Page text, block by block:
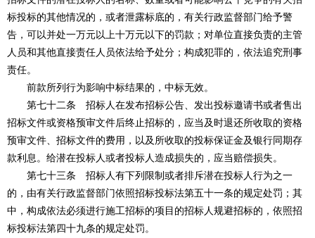
标投标的其他情况的，或者泄露标底的，有关行政监督部门给予警
告，可以并处一万元以上十万元以下的罚款；对单位直接负责的主管
人员和其他直接责任人员依法给予处分；构成犯罪的，依法追究刑事
责任。
前款所列行为影响中标结果的，中标无效。
第七十二条 招标人在发布招标公告、发出投标邀请书或者售出
招标文件或资格预审文件后终止招标的，应当及时退还所收取的资格
预审文件、招标文件的费用，以及所收取的投标保证金及银行同期存
款利息。给潜在投标人或者投标人造成损失的，应当赔偿损失。
第七十三条 招标人有下列限制或者排斥潜在投标人行为之一
的，由有关行政监督部门依照招标投标法第五十一条的规定处罚；其
中，构成依法必须进行施工招标的项目的招标人规避招标的，依照招
标投标法第四十九条的规定处罚。